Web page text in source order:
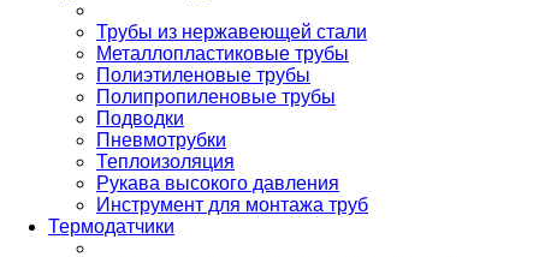
Трубы из нержавеющей стали
Металлопластиковые трубы
Полиэтиленовые трубы
Полипропиленовые трубы
Подводки
Пневмотрубки
Теплоизоляция
Рукава высокого давления
Инструмент для монтажа труб
Термодатчики